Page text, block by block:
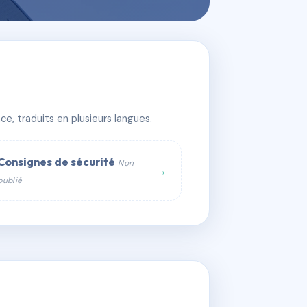
traduits en plusieurs langues.
de sécurité Non
→